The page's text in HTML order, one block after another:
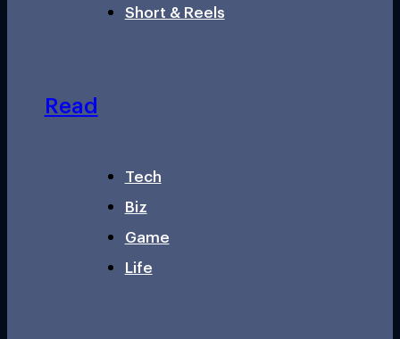
Short & Reels
Read
Tech
Biz
Game
Life